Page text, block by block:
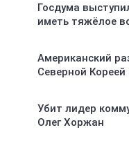
Госдума
иметь тяжёлое
Американский
Северной
Убит лидер
Олег Хоржан